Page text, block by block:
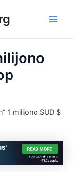
1 milijono SUD $